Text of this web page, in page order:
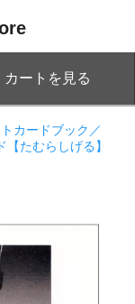
カートを見る
カードブック／
【たむらしげる】